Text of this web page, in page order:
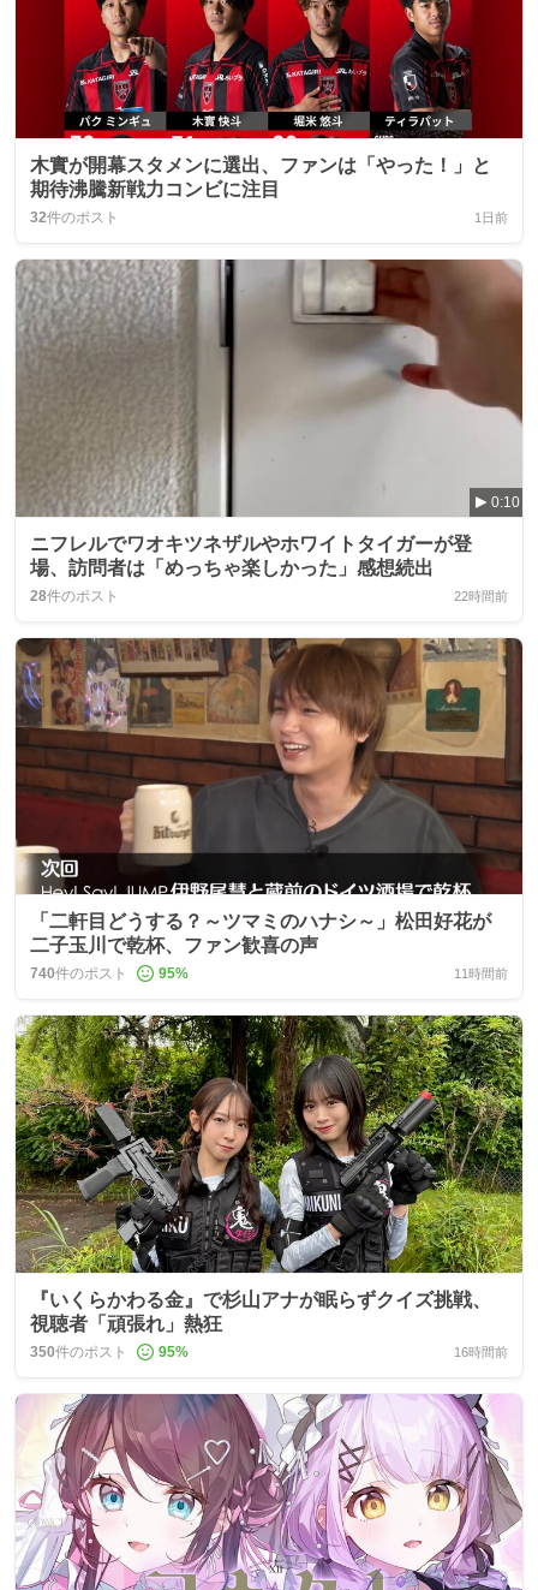
木實が開幕スタメンに選出、ファンは「やった！」と
期待沸騰新戦力コンビに注目
32件のポスト 1日前
0:10
ニフレルでワオキツネザルやホワイトタイガーが登
場、訪問者は「めっちゃ楽しかった」感想続出
28件のポスト 22時間前
「二軒目どうする？～ツマミのハナシ～」松田好花が
二子玉川で乾杯、ファン歓喜の声
740件のポスト 95% 11時間前
『いくらかわる金』で杉山アナが眠らずクイズ挑戦、
視聴者「頑張れ」熱狂
350件のポスト 95% 16時間前